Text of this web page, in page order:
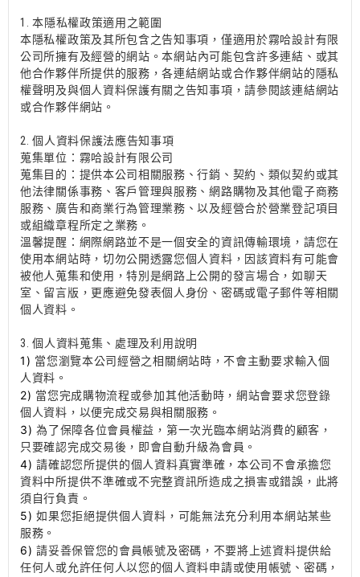
1. 本隱私權政策適用之範圍
本隱私權政策及其所包含之告知事項，僅適用於霧哈設計有限
公司所擁有及經營的網站。本網站內可能包含許多連結、或其
他合作夥伴所提供的服務，各連結網站或合作夥伴網站的隱私
權聲明及與個人資料保護有關之告知事項，請參閱該連結網站
或合作夥伴網站。
2. 個人資料保護法應告知事項
蒐集單位：霧哈設計有限公司
蒐集目的：提供本公司相關服務、行銷、契約、類似契約或其
他法律關係事務、客戶管理與服務、網路購物及其他電子商務
服務、廣告和商業行為管理業務、以及經營合於營業登記項目
或組織章程所定之業務。
溫馨提醒：網際網路並不是一個安全的資訊傳輸環境，請您在
使用本網站時，切勿公開透露您個人資料，因該資料有可能會
被他人蒐集和使用，特別是網路上公開的發言場合，如聊天
室、留言版，更應避免發表個人身份、密碼或電子郵件等相關
個人資料。
3. 個人資料蒐集、處理及利用說明
1) 當您瀏覽本公司經營之相關網站時，不會主動要求輸入個
人資料。
2) 當您完成購物流程或參加其他活動時，網站會要求您登錄
個人資料，以便完成交易與相關服務。
3) 為了保障各位會員權益，第一次光臨本網站消費的顧客，
只要確認完成交易後，即會自動升級為會員。
4) 請確認您所提供的個人資料真實準確，本公司不會承擔您
資料中所提供不準確或不完整資訊所造成之損害或錯誤，此將
須自行負責。
5) 如果您拒絕提供個人資料，可能無法充分利用本網站某些
服務。
6) 請妥善保管您的會員帳號及密碼，不要將上述資料提供給
任何人或允許任何人以您的個人資料申請或使用帳號、密碼，